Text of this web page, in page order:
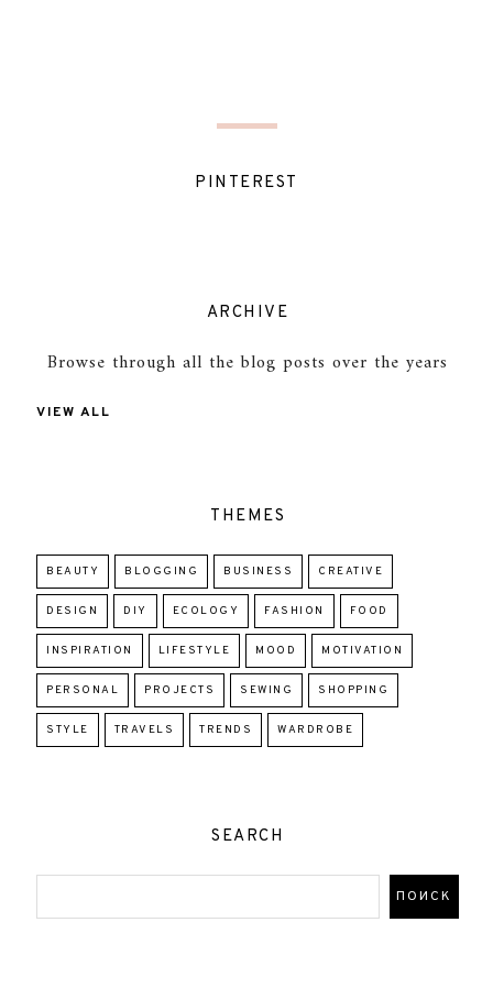
PINTEREST
ARCHIVE
Browse through all the blog posts over the years
VIEW ALL
THEMES
BEAUTY BLOGGING BUSINESS CREATIVE
DESIGN DIY ECOLOGY FASHION FOOD
INSPIRATION LIFESTYLE MOOD MOTIVATION
PERSONAL PROJECTS SEWING SHOPPING
STYLE TRAVELS TRENDS WARDROBE
SEARCH